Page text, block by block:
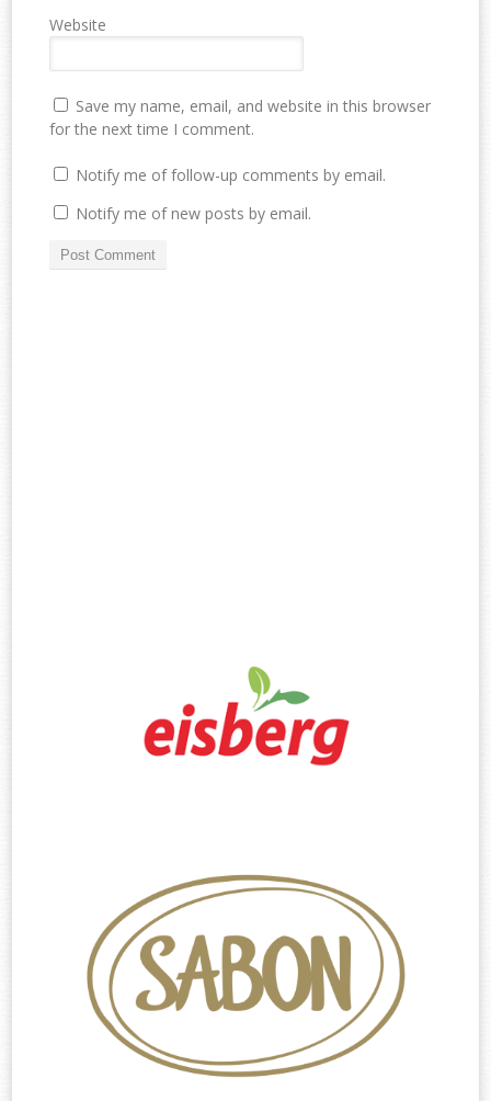
Website
Save my name, email, and website in this browser
for the next time I comment.
Notify me of follow-up comments by email.
Notify me of new posts by email.